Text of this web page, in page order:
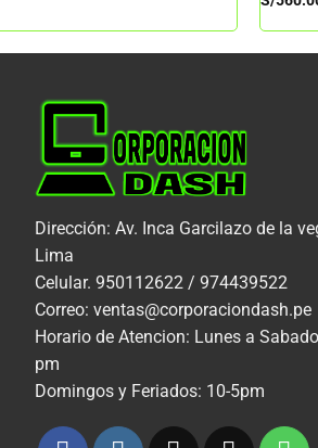
Dirección: Av. Inca Garcilazo de la
Lima
Celular. 950112622 / 974439522
Correo: ventas@corporaciondash.pe
Horario de Atencion: Lunes a
pm
Domingos y Feriados: 10-5pm